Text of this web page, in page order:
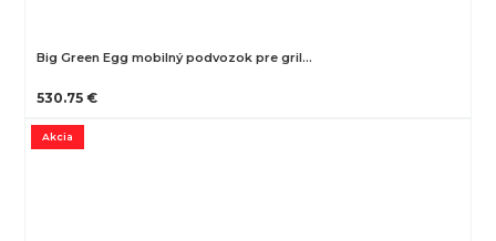
Big Green Egg mobilný podvozok pre gril…
530.75 €
Akcia